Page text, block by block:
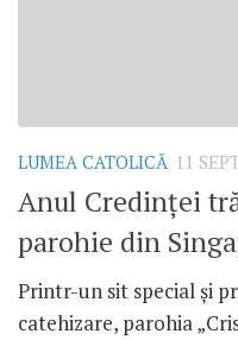
LUMEA CATOLICĂ 11
Anul Credinţei
parohie din
Printr-un sit special şi
catehizare, parohia